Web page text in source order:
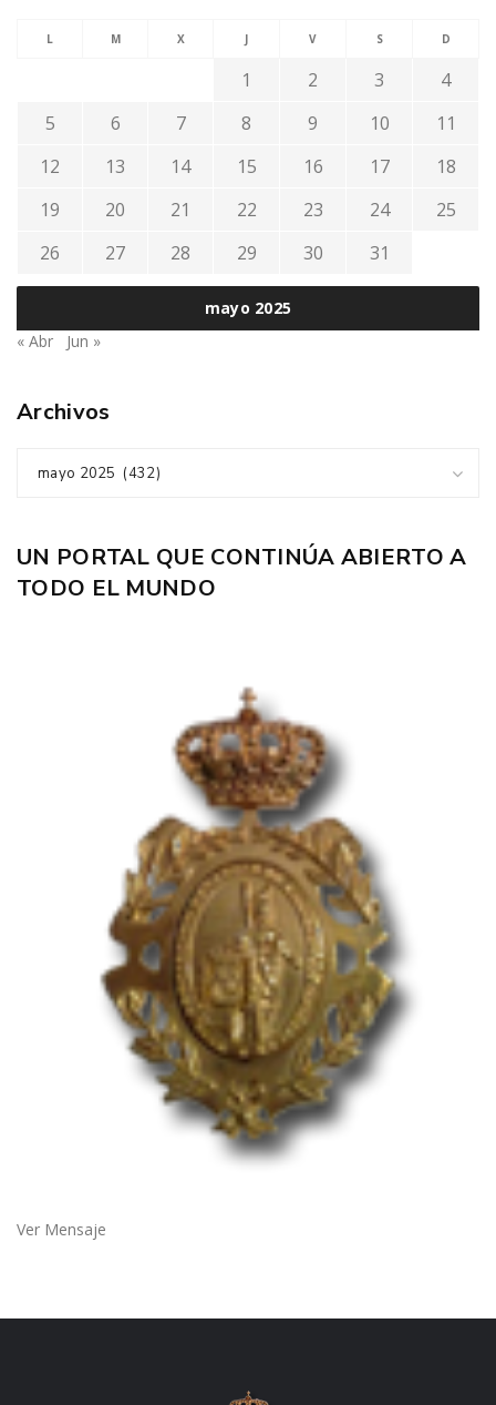
mayo 2025
L M X J V S D
1 2 3
4
5
6 7 8 9 10
11
12
13 14 15 16 17
18
19
20 21 22 23 24
25
26
27 28 29 30 31
« Abr Jun »
Archivos
mayo 2025 (432)
UN PORTAL QUE CONTINÚA ABIERTO A
TODO EL MUNDO
Ver Mensaje